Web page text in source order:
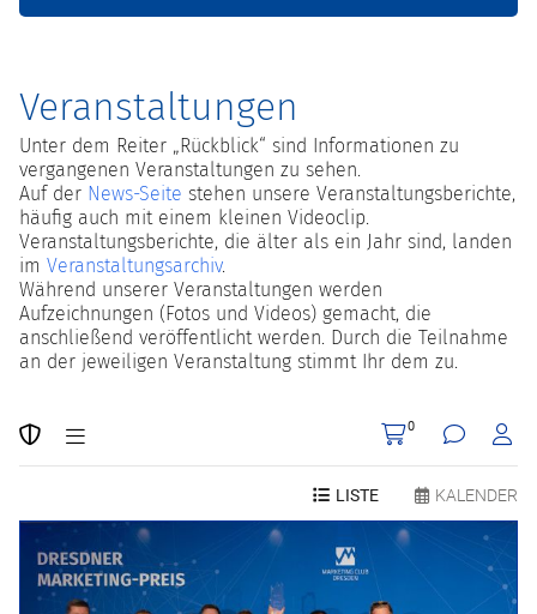
Veranstaltungen
Unter dem Reiter „Rückblick“ sind Informationen zu
vergangenen Veranstaltungen zu sehen.
Auf der News-Seite stehen unsere Veranstaltungsberichte,
häufig auch mit einem kleinen Videoclip.
Veranstaltungsberichte, die älter als ein Jahr sind, landen
im Veranstaltungsarchiv.
Während unserer Veranstaltungen werden
Aufzeichnungen (Fotos und Videos) gemacht, die
anschließend veröffentlicht werden. Durch die Teilnahme
an der jeweiligen Veranstaltung stimmt Ihr dem zu.